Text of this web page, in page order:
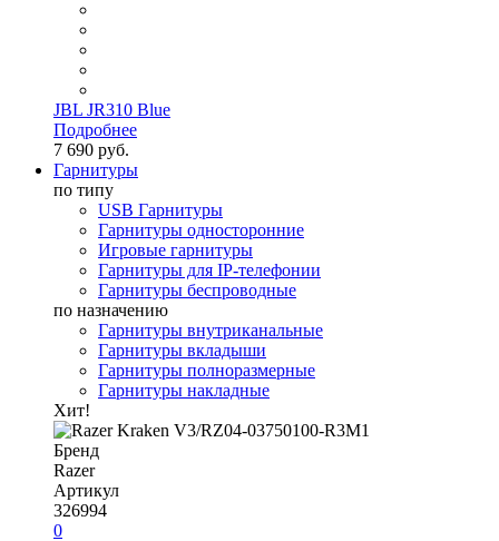
JBL JR310 Blue
Подробнее
7 690 руб.
Гарнитуры
по типу
USB Гарнитуры
Гарнитуры односторонние
Игровые гарнитуры
Гарнитуры для IP-телефонии
Гарнитуры беспроводные
по назначению
Гарнитуры внутриканальные
Гарнитуры вкладыши
Гарнитуры полноразмерные
Гарнитуры накладные
Хит!
Бренд
Razer
Артикул
326994
0